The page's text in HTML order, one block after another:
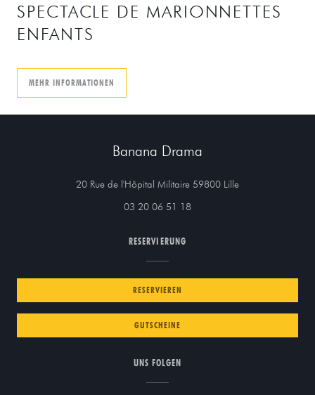
SPECTACLE DE MARIONNETTES
ENFANTS
MEHR INFORMATIONEN
Banana Drama
20 Rue de l'Hôpital Militaire 59800 Lille((öffnet ein neues
03 20 06 51 18
RESERVIERUNG
RESERVIEREN
GUTSCHEINE
UNS FOLGEN